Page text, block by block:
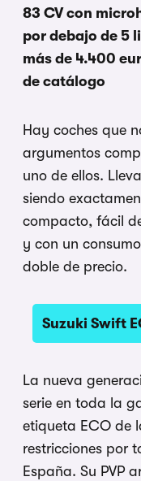
83 CV con
por debajo de 5
más de 4.400
de catálogo
Hay coches que
argumentos
uno de ellos.
siendo
compacto, fácil
y con un
doble de precio.
Suzuki Swift
La nueva
serie en toda la
etiqueta ECO de
restricciones por
España. Su PVP